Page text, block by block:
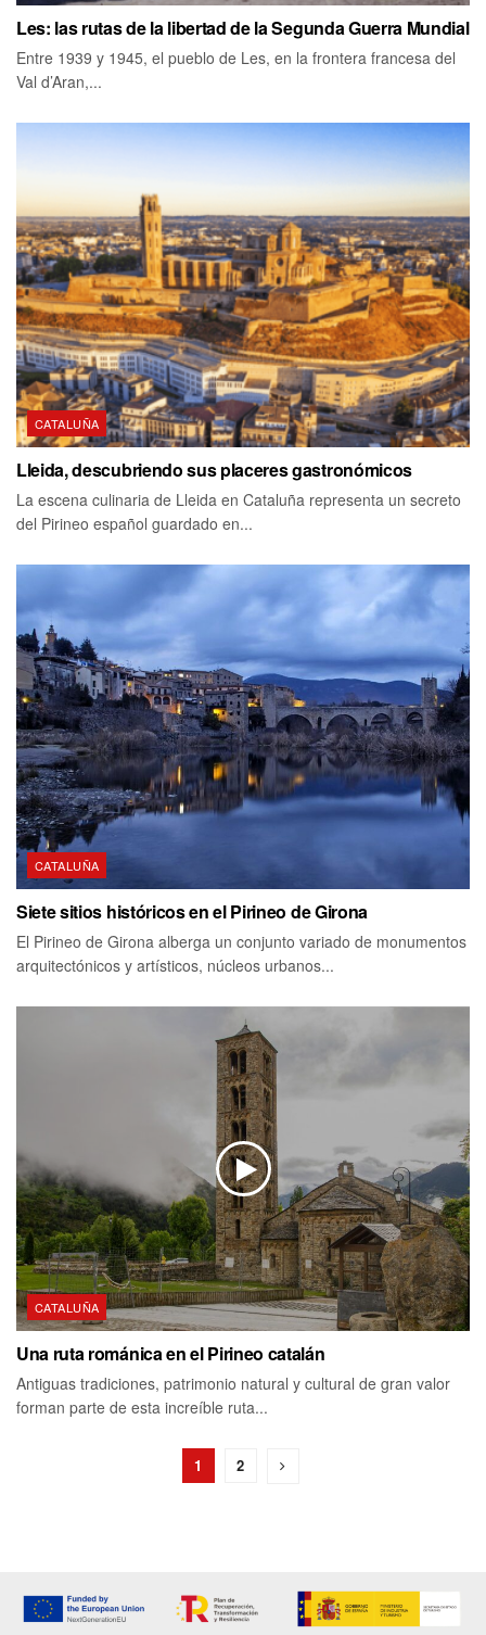
Les: las rutas de la libertad de la Segunda Guerra Mundial
Entre 1939 y 1945, el pueblo de Les, en la frontera francesa del
Val d’Aran,...
CATALUÑA
Lleida, descubriendo sus placeres gastronómicos
La escena culinaria de Lleida en Cataluña representa un secreto
del Pirineo español guardado en...
CATALUÑA
Siete sitios históricos en el Pirineo de Girona
El Pirineo de Girona alberga un conjunto variado de monumentos
arquitectónicos y artísticos, núcleos urbanos...
CATALUÑA
Una ruta románica en el Pirineo catalán
Antiguas tradiciones, patrimonio natural y cultural de gran valor
forman parte de esta increíble ruta...
1 2